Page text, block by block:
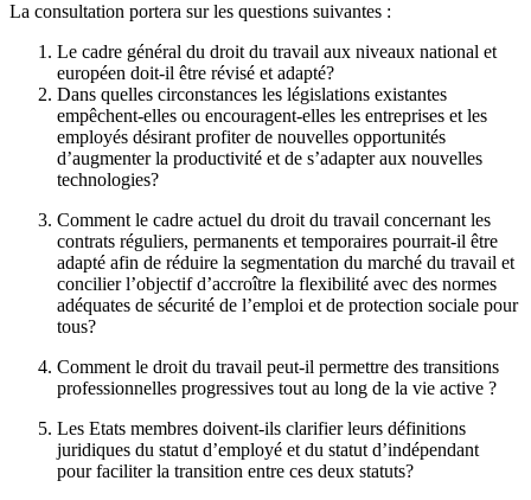
La consultation portera sur les questions suivantes :
Le cadre général du droit du travail aux niveaux national et
européen doit-il être révisé et adapté?
Dans quelles circonstances les législations existantes
empêchent-elles ou encouragent-elles les entreprises et les
employés désirant profiter de nouvelles opportunités
d’augmenter la productivité et de s’adapter aux nouvelles
technologies?
Comment le cadre actuel du droit du travail concernant les
contrats réguliers, permanents et temporaires pourrait-il être
adapté afin de réduire la segmentation du marché du travail et
concilier l’objectif d’accroître la flexibilité avec des normes
adéquates de sécurité de l’emploi et de protection sociale pour
tous?
Comment le droit du travail peut-il permettre des transitions
professionnelles progressives tout au long de la vie active ?
Les Etats membres doivent-ils clarifier leurs définitions
juridiques du statut d’employé et du statut d’indépendant
pour faciliter la transition entre ces deux statuts?